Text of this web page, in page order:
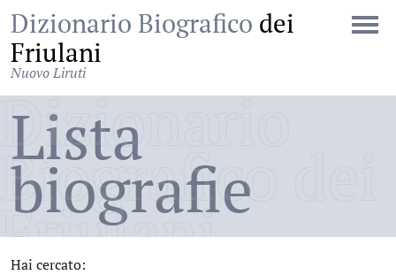
Dizionario Biografico dei
Friulani
Nuovo Liruti
Dizionario
Biografico dei
Friulani
Lista
biografie
Hai cercato: